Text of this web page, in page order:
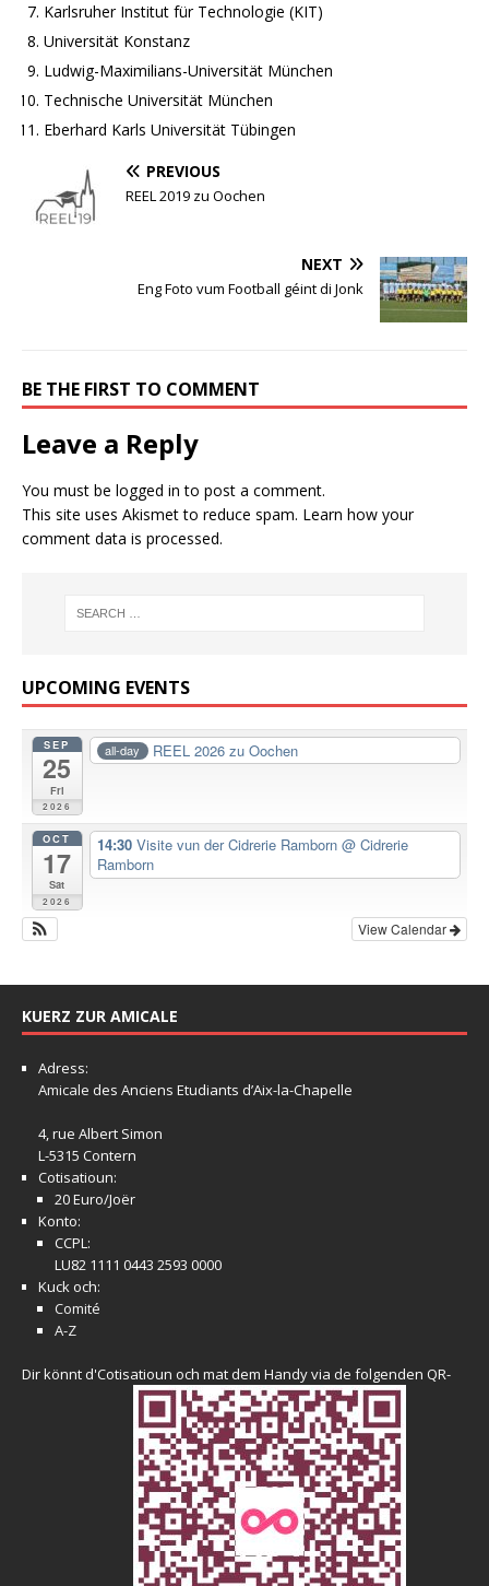
Karlsruher Institut für Technologie (KIT)
Universität Konstanz
Ludwig-Maximilians-Universität München
Technische Universität München
Eberhard Karls Universität Tübingen
PREVIOUS
REEL 2019 zu Oochen
NEXT
Eng Foto vum Football géint di Jonk
BE THE FIRST TO COMMENT
Leave a Reply
You must be logged in to post a comment.
This site uses Akismet to reduce spam. Learn how your
comment data is processed.
UPCOMING EVENTS
SEP
25
Fri
2026
all-day REEL 2026 zu Oochen
OCT
17
Sat
2026
14:30 Visite vun der Cidrerie Ramborn @ Cidrerie
Ramborn
View Calendar
KUERZ ZUR AMICALE
Adress:
Amicale des Anciens Etudiants d’Aix-la-Chapelle
4, rue Albert Simon
L-5315 Contern
Cotisatioun:
20 Euro/Joër
Konto:
CCPL:
LU82 1111 0443 2593 0000
Kuck och:
Comité
A-Z
Dir könnt d'Cotisatioun och mat dem Handy via de folgenden QR-